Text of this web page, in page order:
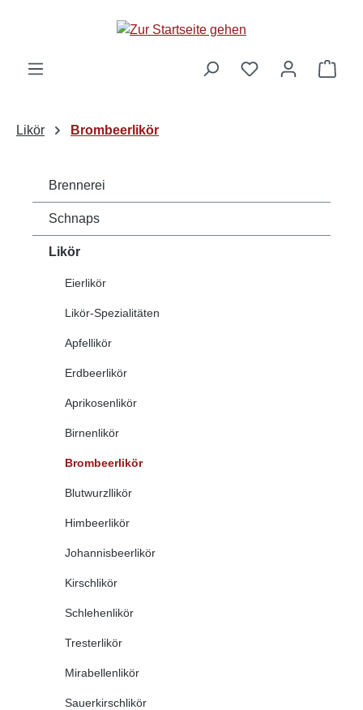
Likör Brombeerlikör
Brennerei
Schnaps
Likör
Eierlikör
Likör-Spezialitäten
Apfellikör
Erdbeerlikör
Aprikosenlikör
Birnenlikör
Brombeerlikör
Blutwurzllikör
Himbeerlikör
Johannisbeerlikör
Kirschlikör
Schlehenlikör
Tresterlikör
Mirabellenlikör
Sauerkirschlikör